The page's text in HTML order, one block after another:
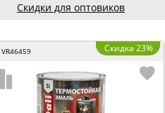
Скидки для оптовиков
VR46459 Скидка 23%